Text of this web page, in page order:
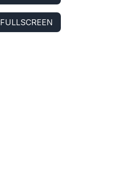
FULLSCREEN